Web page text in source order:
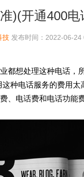
)(开通400
技 发布时间：2022-06-24
都想处理这种电话，
种电话服务的费用
、电话费和电话功能